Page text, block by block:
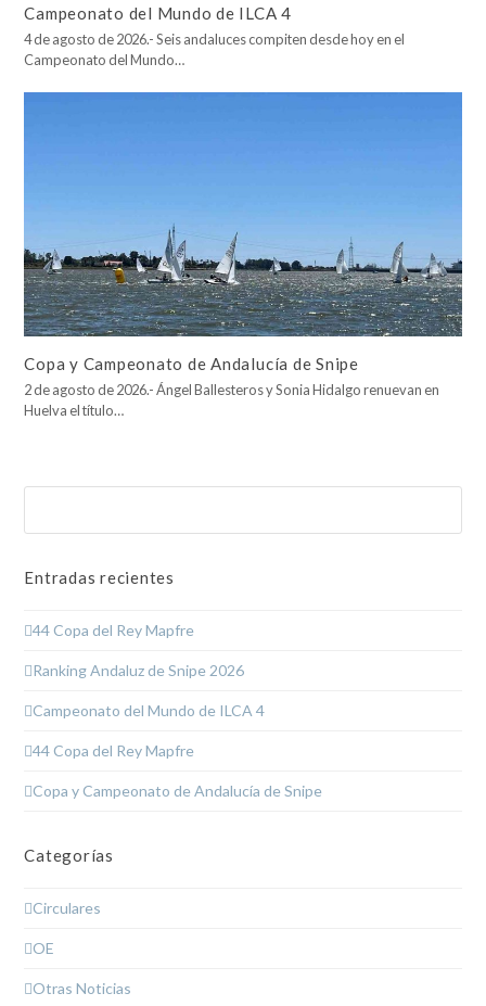
Campeonato del Mundo de ILCA 4
4 de agosto de 2026.- Seis andaluces compiten desde hoy en el
Campeonato del Mundo…
Copa y Campeonato de Andalucía de Snipe
2 de agosto de 2026.- Ángel Ballesteros y Sonia Hidalgo renuevan en
Huelva el título…
Entradas recientes
44 Copa del Rey Mapfre
Ranking Andaluz de Snipe 2026
Campeonato del Mundo de ILCA 4
44 Copa del Rey Mapfre
Copa y Campeonato de Andalucía de Snipe
Categorías
Circulares
OE
Otras Noticias